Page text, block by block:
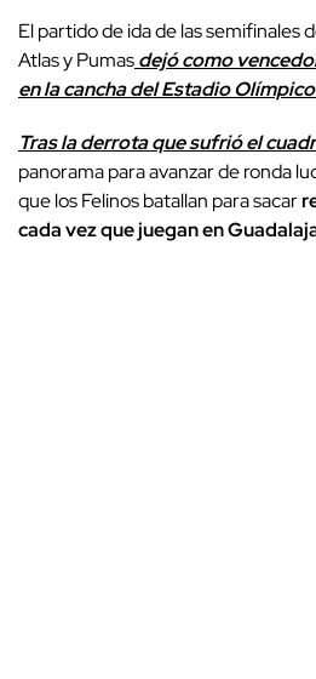
El partido de ida de las semifinales
Atlas y Pumasdejó como
en la cancha del Estadio
Tras la derrota que sufrió el
panorama para avanzar de ronda
que los Felinos batallan para sacar
cada vez que juegan en